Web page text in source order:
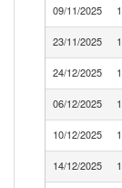
09/11/2025
23/11/2025
24/12/2025
06/12/2025
10/12/2025
14/12/2025